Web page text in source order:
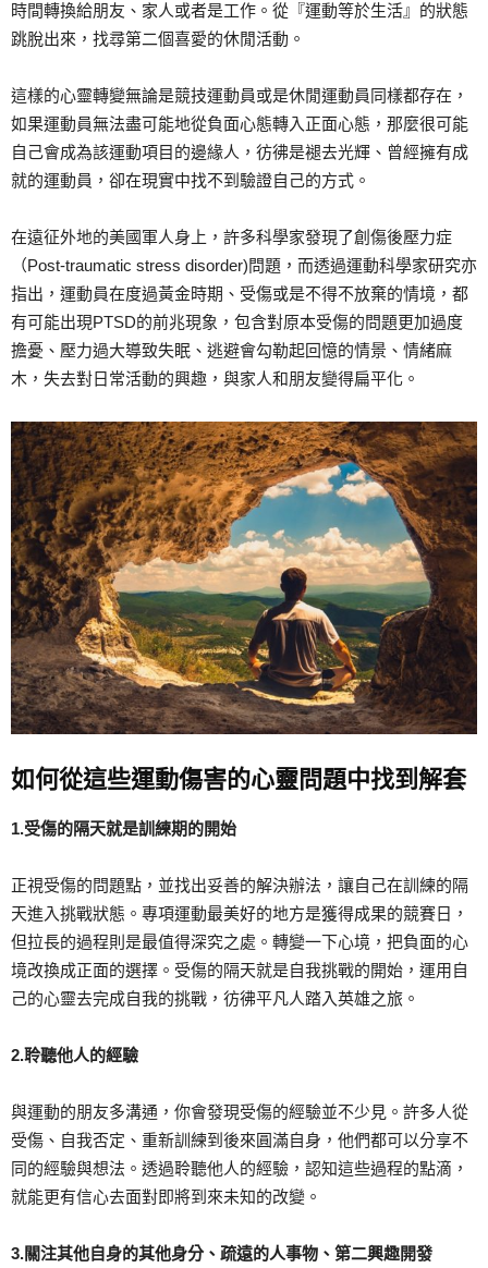
時間轉換給朋友、家人或者是工作。從『運動等於生活』的狀態
跳脫出來，找尋第二個喜愛的休閒活動。
這樣的心靈轉變無論是競技運動員或是休閒運動員同樣都存在，
如果運動員無法盡可能地從負面心態轉入正面心態，那麼很可能
自己會成為該運動項目的邊緣人，彷彿是褪去光輝、曾經擁有成
就的運動員，卻在現實中找不到驗證自己的方式。
在遠征外地的美國軍人身上，許多科學家發現了創傷後壓力症
（Post-traumatic stress disorder)問題，而透過運動科學家研究亦
指出，運動員在度過黃金時期、受傷或是不得不放棄的情境，都
有可能出現PTSD的前兆現象，包含對原本受傷的問題更加過度
擔憂、壓力過大導致失眠、逃避會勾勒起回憶的情景、情緒麻
木，失去對日常活動的興趣，與家人和朋友變得扁平化。
如何從這些運動傷害的心靈問題中找到解套
1.受傷的隔天就是訓練期的開始
正視受傷的問題點，並找出妥善的解決辦法，讓自己在訓練的隔
天進入挑戰狀態。專項運動最美好的地方是獲得成果的競賽日，
但拉長的過程則是最值得深究之處。轉變一下心境，把負面的心
境改換成正面的選擇。受傷的隔天就是自我挑戰的開始，運用自
己的心靈去完成自我的挑戰，彷彿平凡人踏入英雄之旅。
2.聆聽他人的經驗
與運動的朋友多溝通，你會發現受傷的經驗並不少見。許多人從
受傷、自我否定、重新訓練到後來圓滿自身，他們都可以分享不
同的經驗與想法。透過聆聽他人的經驗，認知這些過程的點滴，
就能更有信心去面對即將到來未知的改變。
3.關注其他自身的其他身分、疏遠的人事物、第二興趣開發